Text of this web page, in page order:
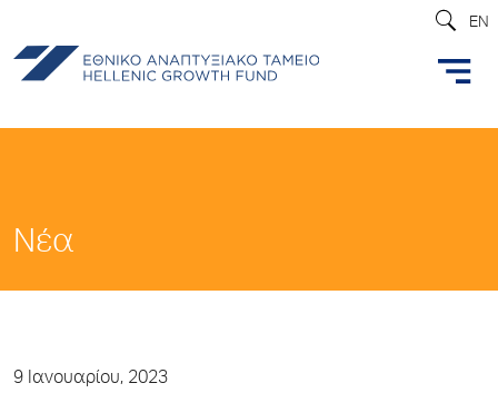
EN
Νέα
9 Ιανουαρίου, 2023